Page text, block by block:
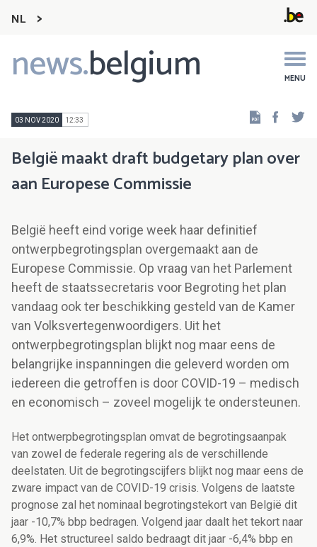
NL
news.belgium MENU
Main
navigation
03 NOV 2020 12:33
België maakt draft budgetary plan over
aan Europese Commissie
België heeft eind vorige week haar definitief
ontwerpbegrotingsplan overgemaakt aan de
Europese Commissie. Op vraag van het Parlement
heeft de staatssecretaris voor Begroting het plan
vandaag ook ter beschikking gesteld van de Kamer
van Volksvertegenwoordigers. Uit het
ontwerpbegrotingsplan blijkt nog maar eens de
belangrijke inspanningen die geleverd worden om
iedereen die getroffen is door COVID-19 – medisch
en economisch – zoveel mogelijk te ondersteunen.
Het ontwerpbegrotingsplan omvat de begrotingsaanpak
van zowel de federale regering als de verschillende
deelstaten. Uit de begrotingscijfers blijkt nog maar eens de
zware impact van de COVID-19 crisis. Volgens de laatste
prognose zal het nominaal begrotingstekort van België dit
jaar -10,7% bbp bedragen. Volgend jaar daalt het tekort naar
6,9%. Het structureel saldo bedraagt dit jaar -6,4% bbp en